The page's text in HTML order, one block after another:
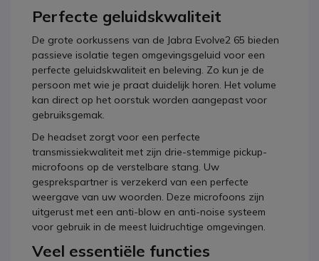
Perfecte geluidskwaliteit
De grote oorkussens van de Jabra Evolve2 65 bieden
passieve isolatie tegen omgevingsgeluid voor een
perfecte geluidskwaliteit en beleving. Zo kun je de
persoon met wie je praat duidelijk horen. Het volume
kan direct op het oorstuk worden aangepast voor
gebruiksgemak.
De headset zorgt voor een perfecte
transmissiekwaliteit met zijn drie-stemmige pickup-
microfoons op de verstelbare stang. Uw
gesprekspartner is verzekerd van een perfecte
weergave van uw woorden. Deze microfoons zijn
uitgerust met een anti-blow en anti-noise systeem
voor gebruik in de meest luidruchtige omgevingen.
Veel essentiële functies